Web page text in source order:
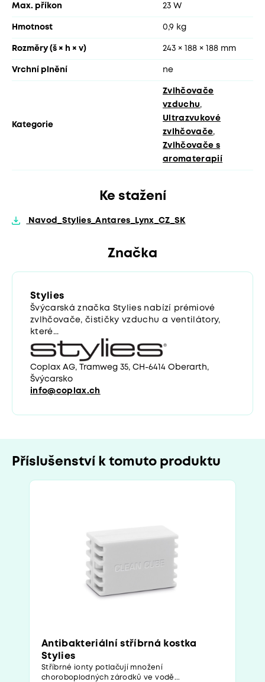
Max. příkon 23 W
Hmotnost 0,9 kg
Rozměry (š × h × v) 243 × 188 × 188 mm
Vrchní plnění ne
Kategorie
Zvlhčovače
vzduchu,
Ultrazvukové
zvlhčovače,
Zvlhčovače s
aromaterapií
Ke stažení
Navod_Stylies_Antares_Lynx_CZ_SK
Značka
Stylies
Švýcarská značka Stylies nabízí prémiové
zvlhčovače, čističky vzduchu a ventilátory,
které...
Coplax AG, Tramweg 35, CH-6414 Oberarth,
Švýcarsko
info@coplax.ch
Příslušenství k tomuto produktu
Antibakteriální stříbrná kostka
Stylies
Stříbrné ionty potlačují množení
choroboplodných zárodků ve vodě...